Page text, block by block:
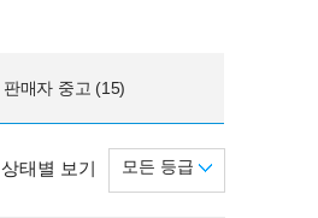
판매자 중고 (15)
상태별 보기 모든 등급